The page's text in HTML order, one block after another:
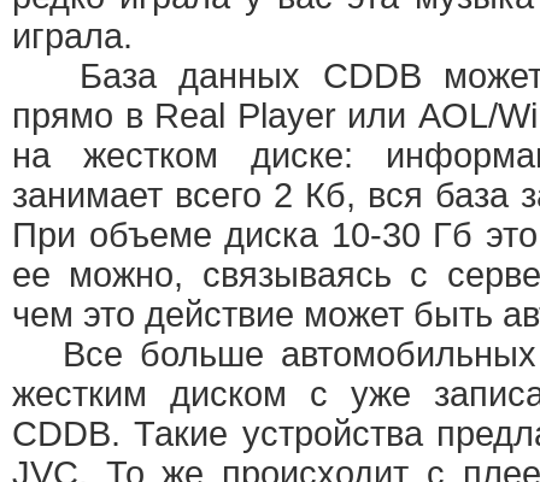
играла.
База данных CDDB может
прямо в Real Player или AOL/
на жестком диске:
занимает всего 2 Кб, вся база
При объеме диска 10-30 Гб
ее можно, связываясь с
чем это действие может быть
Все больше автомобильных
жестким диском с уже
CDDB. Такие устройства
JVC. То же происходит с